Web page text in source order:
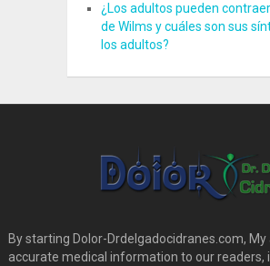
¿Los adultos pueden
de Wilms y cuáles son sus
los adultos?
By starting Dolor-Drdelgadocidranes.com,
accurate medical information to our readers,